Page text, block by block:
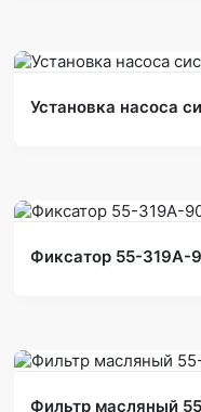
Установка насоса
Фиксатор 55-319А-
Фильтр масляный